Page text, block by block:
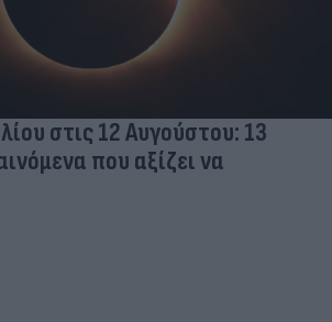
στις 12 Αυγούστου: 13
που αξίζει να